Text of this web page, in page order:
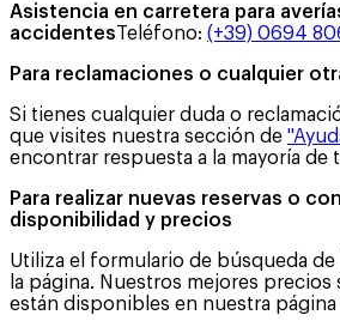
Asistencia en carretera para
accidentesTeléfono: (+39) 0694
Para reclamaciones o cualquier
Si tienes cualquier duda o
que visites nuestra sección de
encontrar respuesta a la mayoría de
Para realizar nuevas reservas o
disponibilidad y precios
Utiliza el formulario de búsqueda
la página. Nuestros mejores
están disponibles en nuestra página